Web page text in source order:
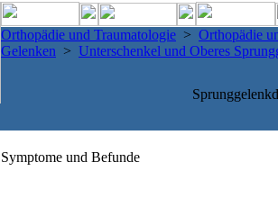
Orthopädie und Traumatologie > Orthopädie
Gelenken > Unterschenkel und Oberes
Symptome und Befunde